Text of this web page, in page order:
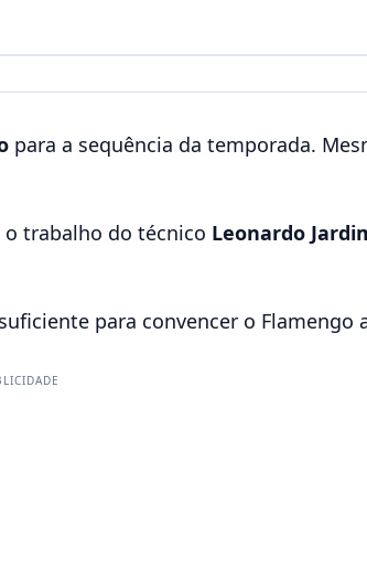
para a sequência da temporada.
trabalho do técnico Leonardo
para convencer o Flamengo